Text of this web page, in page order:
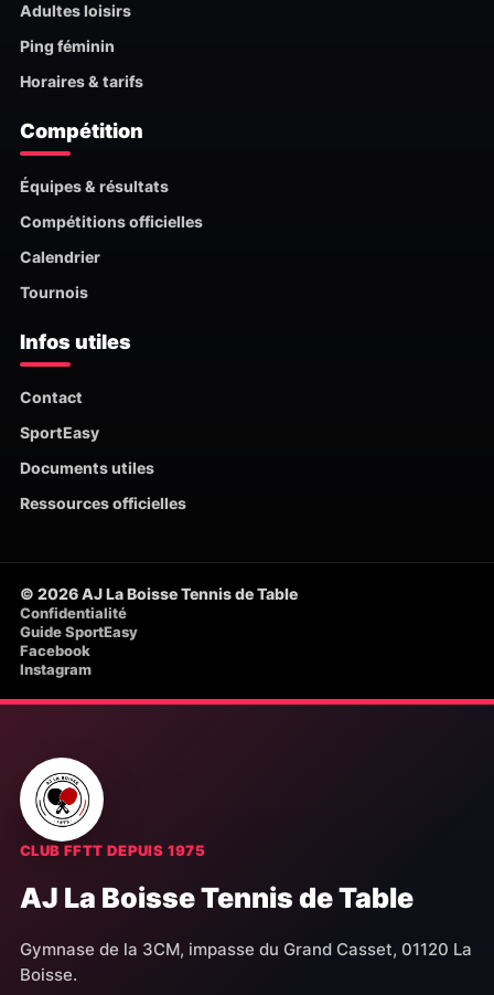
Adultes loisirs
Ping féminin
Horaires & tarifs
Compétition
Équipes & résultats
Compétitions officielles
Calendrier
Tournois
Infos utiles
Contact
SportEasy
Documents utiles
Ressources officielles
© 2026 AJ La Boisse Tennis de Table
Confidentialité
Guide SportEasy
Facebook
Instagram
CLUB FFTT DEPUIS 1975
AJ La Boisse Tennis de Table
Gymnase de la 3CM, impasse du Grand Casset, 01120 La
Boisse.